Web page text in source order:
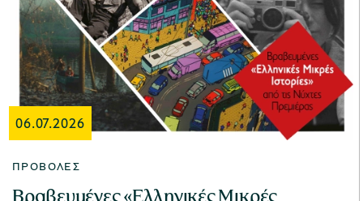
06.07.2026
ΠΡΟΒΟΛΈΣ
Βραβευμένες «Ελληνικές Μικρές